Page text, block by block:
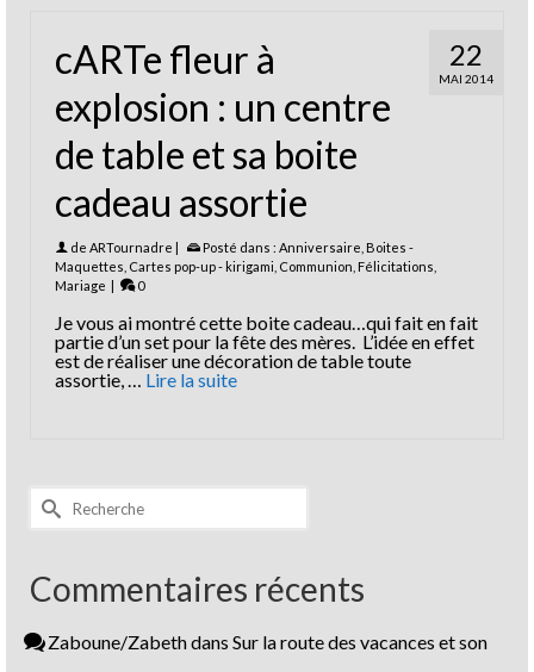
22
MAI 2014
cARTe fleur à
explosion : un centre
de table et sa boite
cadeau assortie
de ARTournadre | Posté dans : Anniversaire Boites -
Maquettes Cartes pop-up - kirigami Communion Félicitations
Mariage | 0
Je vous ai montré cette boite cadeau…qui fait en fait
partie d’un set pour la fête des mères. L’idée en effet
est de réaliser une décoration de table toute
assortie, … Lire la suite
Rechercher :
Commentaires récents
Zaboune/Zabethdans Sur la route des vacances et son